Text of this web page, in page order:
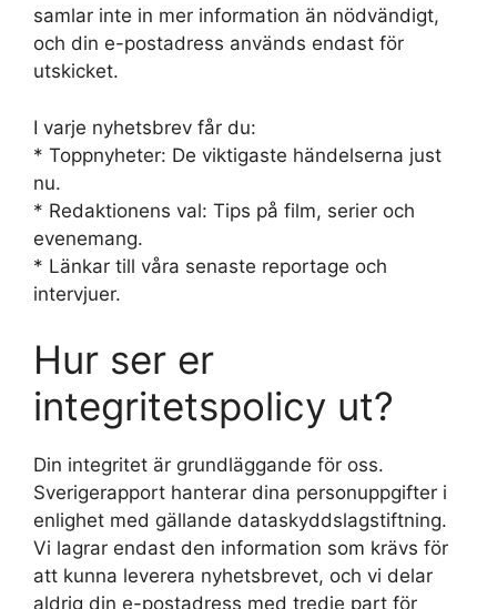
samlar inte in mer information än nödvändigt,
och din e-postadress används endast för
utskicket.
I varje nyhetsbrev får du:
* Toppnyheter: De viktigaste händelserna just
nu.
* Redaktionens val: Tips på film, serier och
evenemang.
* Länkar till våra senaste reportage och
intervjuer.
Hur ser er
integritetspolicy ut?
Din integritet är grundläggande för oss.
Sverigerapport hanterar dina personuppgifter i
enlighet med gällande dataskyddslagstiftning.
Vi lagrar endast den information som krävs för
att kunna leverera nyhetsbrevet, och vi delar
aldrig din e-postadress med tredje part för